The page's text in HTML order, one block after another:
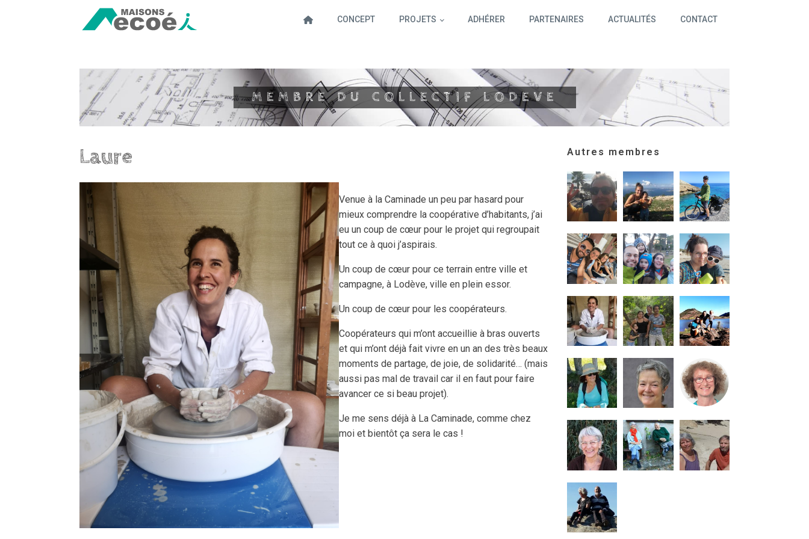
CONCEPT PROJETS ADHÉRER PARTENAIRES ACTUALITÉS CONTACT
MEMBRE DU COLLECTIFLODEVE
Laure
Venue à la Caminade un peu par hasard pour
mieux comprendre la coopérative d’habitants, j’ai
eu un coup de cœur pour le projet qui regroupait
tout ce à quoi j’aspirais.
Un coup de cœur pour ce terrain entre ville et
campagne, à Lodève, ville en plein essor.
Un coup de cœur pour les coopérateurs.
Coopérateurs qui m’ont accueillie à bras ouverts
et qui m’ont déjà fait vivre en un an des très beaux
moments de partage, de joie, de solidarité… (mais
aussi pas mal de travail car il en faut pour faire
avancer ce si beau projet).
Je me sens déjà à La Caminade, comme chez
moi et bientôt ça sera le cas !
Autres membres